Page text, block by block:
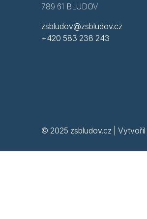
789 61 BLUDOV
zsbludov@zsbludov.cz
+420 583 238 243
© 2025 zsbludov.cz | Vytvořil